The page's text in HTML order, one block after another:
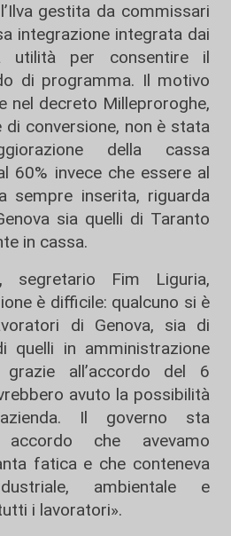
gestita da commissari
integrazione integrata dai
utilità per consentire il
di programma. Il motivo
nel decreto Milleproroghe,
conversione, non è stata
della cassa
60% invece che essere al
sempre inserita, riguarda
sia quelli di Taranto
in cassa.
segretario Fim Liguria,
è difficile: qualcuno si è
di Genova, sia di
quelli in amministrazione
grazie all’accordo del 6
avuto la possibilità
Il governo sta
che avevamo
fatica e che conteneva
ambientale e
i lavoratori».